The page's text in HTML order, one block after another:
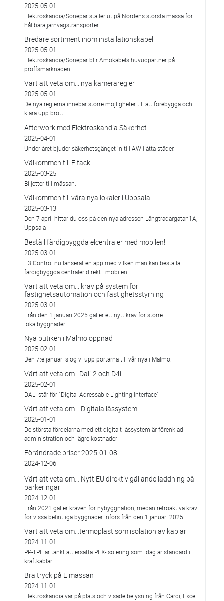
2025-05-01
Elektroskandia/Sonepar ställer ut på Nordens största mässa för
hållbara järnvägstransporter.
Bredare sortiment inom installationskabel
2025-05-01
Elektroskandia/Sonepar blir Amokabels huvudpartner på
proffsmarknaden
Värt att veta om... nya kameraregler
2025-05-01
De nya reglerna innebär större möjligheter till att förebygga och
klara upp brott.
Afterwork med Elektroskandia Säkerhet
2025-04-01
Under året bjuder säkerhetsgänget in till AW i åtta städer.
Välkommen till Elfack!
2025-03-25
Biljetter till mässan.
Välkommen till våra nya lokaler i Uppsala!
2025-03-13
Den 7 april hittar du oss på den nya adressen Långtradargatan1A,
Uppsala
Beställ färdigbyggda elcentraler med mobilen!
2025-03-01
E3 Control nu lanserat en app med vilken man kan beställa
färdigbyggda centraler direkt i mobilen.
Värt att veta om... krav på system för
fastighetsautomation och fastighetsstyrning
2025-03-01
Från den 1 januari 2025 gäller ett nytt krav för större
lokalbyggnader.
Nya butiken i Malmö öppnad
2025-02-01
Den 7:e januari slog vi upp portarna till vår nya i Malmö.
Värt att veta om…Dali-2 och D4i
2025-02-01
DALI står för ”Digital Adressable Lighting Interface”
Värt att veta om… Digitala låssystem
2025-01-01
De största fördelarna med ett digitalt låssystem är förenklad
administration och lägre kostnader
Förändrade priser 2025-01-08
2024-12-06
Värt att veta om… Nytt EU direktiv gällande laddning på
parkeringar
2024-12-01
Från 2021 gäller kraven för nybyggnation, medan retroaktiva krav
för vissa befintliga byggnader införs från den 1 januari 2025.
Värt att veta om…termoplast som isolation av kablar
2024-11-01
PP-TPE är tänkt att ersätta PEX-isolering som idag är standard i
kraftkablar.
Bra tryck på Elmässan
2024-11-01
Elektroskandia var på plats och visade belysning från Cardi, Excel